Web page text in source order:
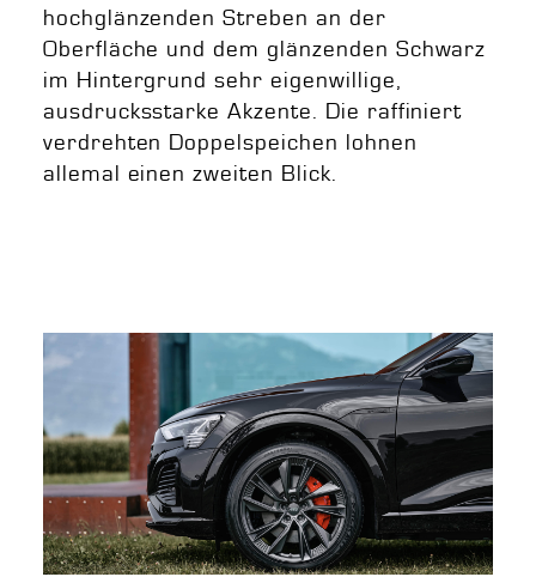
hochglänzenden Streben an der
Oberfläche und dem glänzenden Schwarz
im Hintergrund sehr eigenwillige,
ausdrucksstarke Akzente. Die raffiniert
verdrehten Doppelspeichen lohnen
allemal einen zweiten Blick.